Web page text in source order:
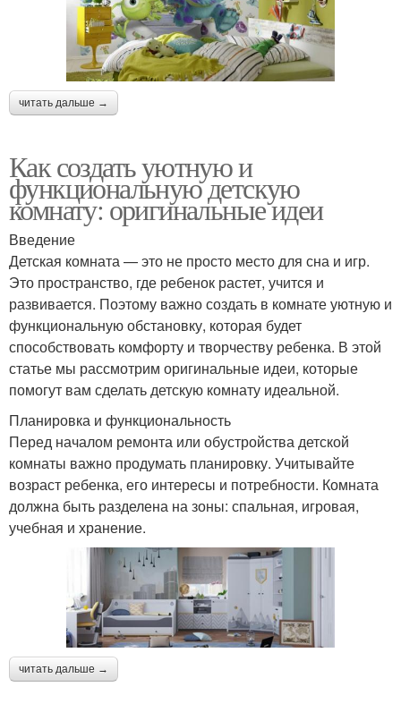
читать дальше →
Как создать уютную и
функциональную детскую
комнату: оригинальные идеи
Введение
Детская комната — это не просто место для сна и игр.
Это пространство, где ребенок растет, учится и
развивается. Поэтому важно создать в комнате уютную и
функциональную обстановку, которая будет
способствовать комфорту и творчеству ребенка. В этой
статье мы рассмотрим оригинальные идеи, которые
помогут вам сделать детскую комнату идеальной.
Планировка и функциональность
Перед началом ремонта или обустройства детской
комнаты важно продумать планировку. Учитывайте
возраст ребенка, его интересы и потребности. Комната
должна быть разделена на зоны: спальная, игровая,
учебная и хранение.
читать дальше →